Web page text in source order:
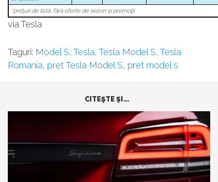
*preţuri de listă, fără oferte de sezon şi promoţii
via Tesla
Taguri: Model S, Tesla, Tesla Model S, Tesla
Romania, pret Tesla Model S, pret model s
CITEŞTE ŞI...